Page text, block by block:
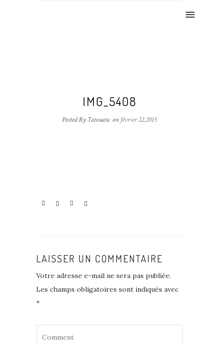
IMG_5408
Posted By Tatouata on février 22,2015
LAISSER UN COMMENTAIRE
Votre adresse e-mail ne sera pas publiée.
Les champs obligatoires sont indiqués avec
*